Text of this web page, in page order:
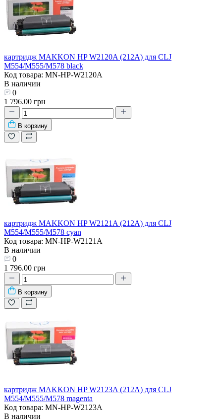
картридж MAKKON HP W2120A (212A) для CLJ
M554/M555/M578 black
Код товара: MN-HP-W2120A
В наличии
0
1 796.00 грн
В корзину
картридж MAKKON HP W2121A (212A) для CLJ
M554/M555/M578 cyan
Код товара: MN-HP-W2121A
В наличии
0
1 796.00 грн
В корзину
картридж MAKKON HP W2123A (212A) для CLJ
M554/M555/M578 magenta
Код товара: MN-HP-W2123A
В наличии